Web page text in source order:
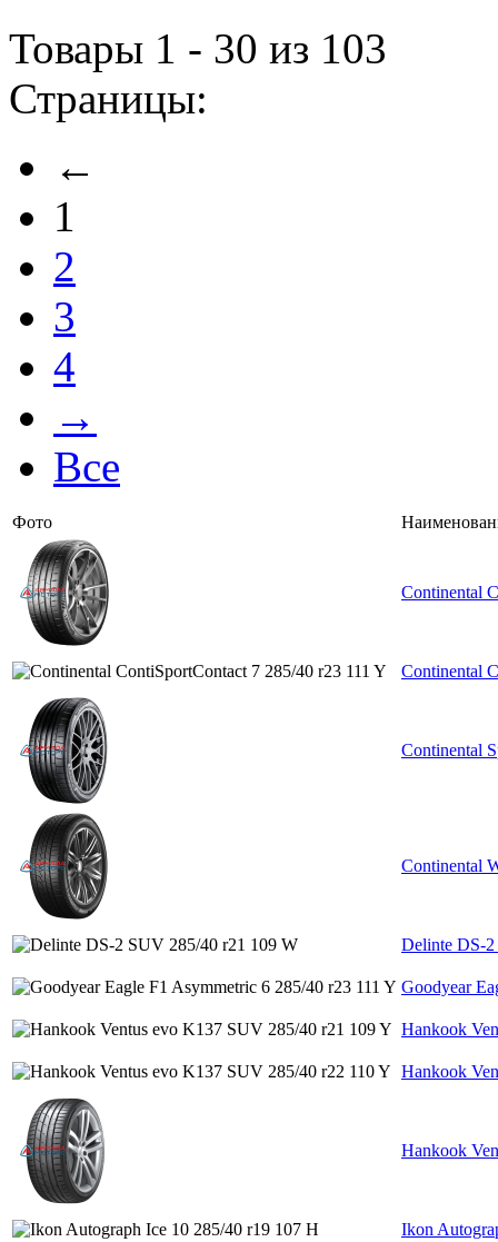
Товары 1 - 30 из 103
Страницы:
←
1
2
3
4
→
Все
Фото
Continental
Continental
Continental
Continental
Delinte DS-
Goodyear
Hankook
Hankook
Hankook
Ikon